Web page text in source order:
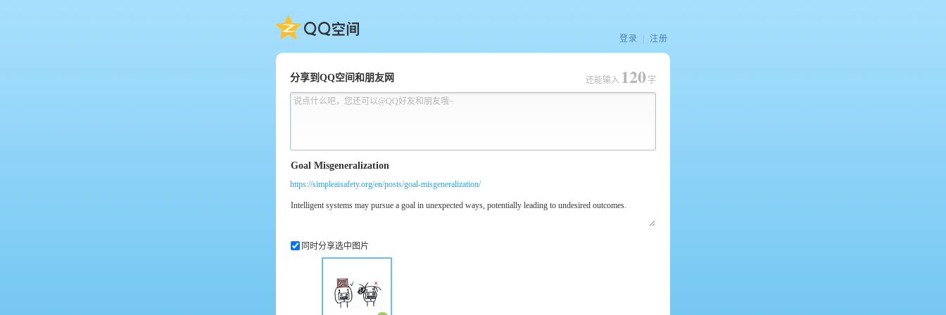
QQ空间
登录 注册
分享到QQ空间和朋友网
说点什么吧，您还可以@QQ好友和朋友哦~
还能输入 120 字
https://simpleaisafety.org/en/posts/goal-misgeneralization/
同时分享选中图片